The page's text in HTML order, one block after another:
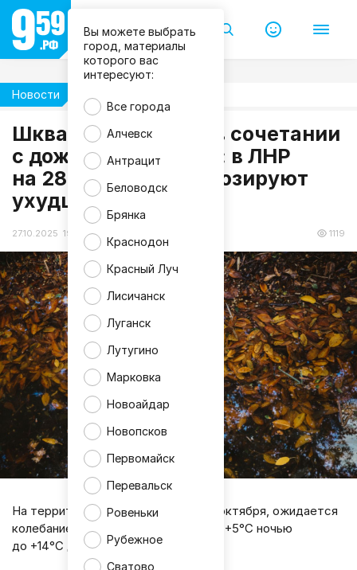
Вы можете выбрать
город, материалы
которого вас
интересуют:
Все города
Алчевск
Антрацит
Беловодск
Брянка
Краснодон
Красный Луч
Лисичанск
Луганск
Лутугино
Марковка
Новоайдар
Новопсков
Первомайск
Перевальск
Ровеньки
Рубежное
Сватово
Новости
Шквалистый ветер в сочетании
с дождём и грозами: в ЛНР
на 28 октября прогнозируют
ухудшение погоды
27.10.2025 19:11 1119
f
r
e
e
p
k
На территории ЛНР во вторник, 28 октября, ожидается
колебание температуры воздуха от +5°С ночью
до +14°С днём.